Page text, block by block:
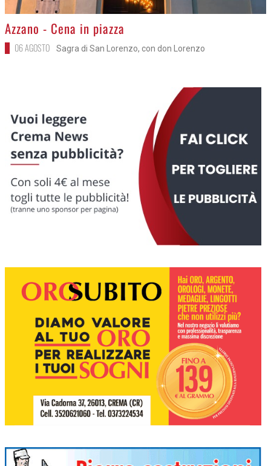
>
Azzano - Cena in piazza
06 AGOSTO Sagra di San Lorenzo, con don Lorenzo